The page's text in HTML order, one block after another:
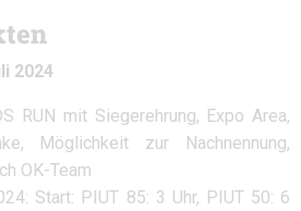
2024
RUN mit Siegerehrung, Expo Area,
Möglichkeit zur Nachnennung,
OK-Team
Start: PIUT 85: 3 Uhr, PIUT 50: 6